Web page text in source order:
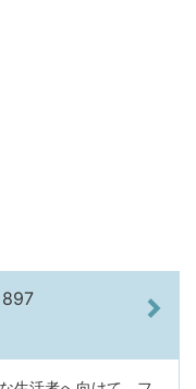
897